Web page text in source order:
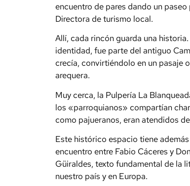
encuentro de pares dando un
Directora de turismo local.
Allí, cada rincón guarda una
identidad, fue parte del antiguo
crecía, convirtiéndolo en un pasaje
arequera.
Muy cerca, la Pulpería La
los «parroquianos» compartían
como pajueranos, eran atendidos
Este histórico espacio tiene
encuentro entre Fabio Cáceres y
Güiraldes, texto fundamental de la
nuestro país y en Europa.